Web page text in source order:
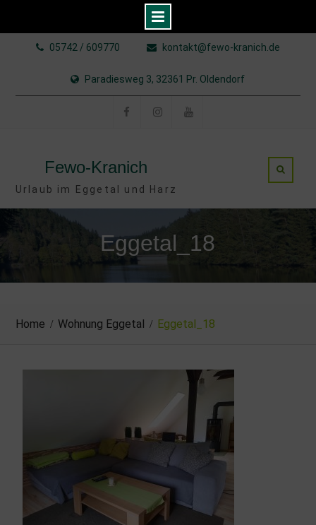
05742 / 609770 kontakt@fewo-kranich.de
Paradiesweg 3, 32361 Pr. Oldendorf
Fewo-Kranich
Urlaub im Eggetal und Harz
Eggetal_18
Home Wohnung Eggetal Eggetal_18